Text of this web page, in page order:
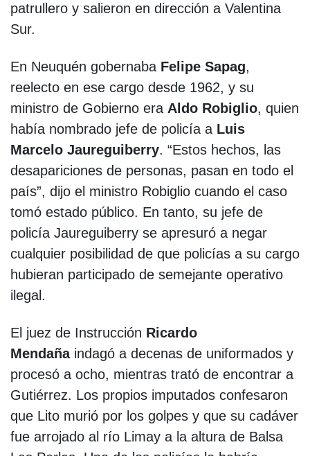
patrullero y salieron en dirección a Valentina
Sur.
En Neuquén gobernaba Felipe Sapag,
reelecto en ese cargo desde 1962, y su
ministro de Gobierno era Aldo Robiglio, quien
había nombrado jefe de policía a Luis
Marcelo Jaureguiberry. “Estos hechos, las
desapariciones de personas, pasan en todo el
país”, dijo el ministro Robiglio cuando el caso
tomó estado público. En tanto, su jefe de
policía Jaureguiberry se apresuró a negar
cualquier posibilidad de que policías a su cargo
hubieran participado de semejante operativo
ilegal.
El juez de Instrucción Ricardo
Mendañaindagó a decenas de uniformados y
procesó a ocho, mientras trató de encontrar a
Gutiérrez. Los propios imputados confesaron
que Lito murió por los golpes y que su cadáver
fue arrojado al río Limay a la altura de Balsa